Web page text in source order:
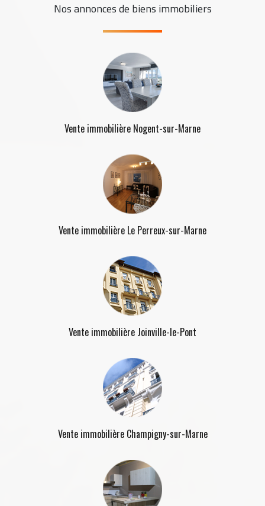
Nos annonces de biens immobiliers
Vente immobilière Nogent-sur-Marne
Vente immobilière Le Perreux-sur-Marne
Vente immobilière Joinville-le-Pont
Vente immobilière Champigny-sur-Marne